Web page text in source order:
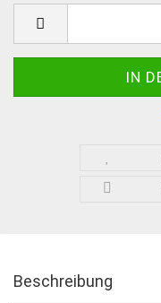
Beschreibung